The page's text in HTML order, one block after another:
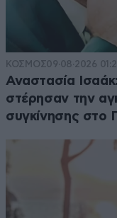
ΚΟΣΜΟΣ09·08·2026
Αναστασία
στέρησαν την
συγκίνησης στο